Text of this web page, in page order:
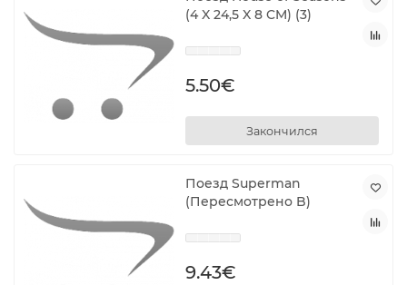
(4 X 24,5 X 8 CM) (3)
5.50€
Закончился
Поезд Superman
(Пересмотрено B)
9.43€